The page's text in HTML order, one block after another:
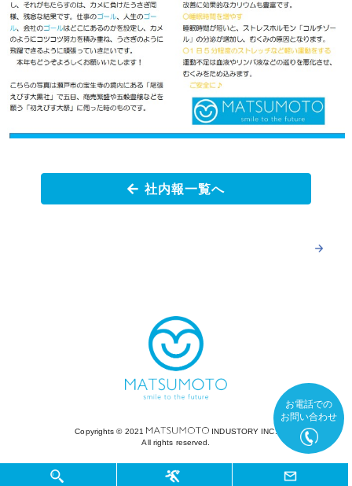
社内報一覧へ
Copyrights ©︎ 2021
INDUSTORY INC.
All rights reserved.
お電話での
お問い合わせ